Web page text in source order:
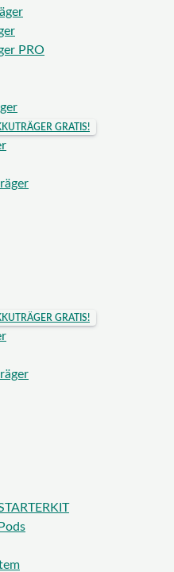
PRO
GRATIS!
GRATIS!